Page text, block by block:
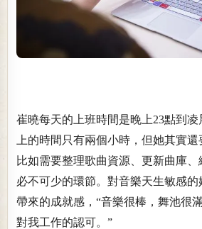
崔曉每天的上班時間是晚上23點到凌
上的時間只有兩個小時，但她其實還
比如需要整理歌曲資源、更新曲庫
必不可少的環節。對音樂天生敏感
帶來的成就感，“音樂很棒，舞池很
對我工作的認可。”